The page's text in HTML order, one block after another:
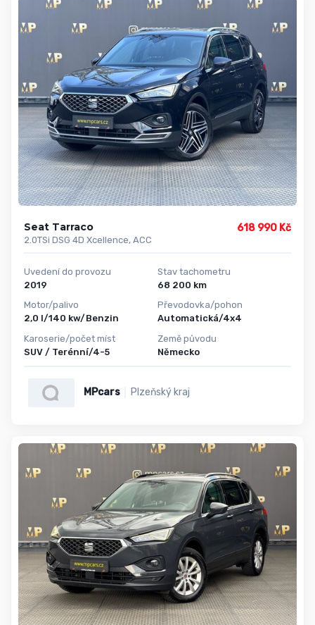
Seat Tarraco
2.0TSi DSG 4D Xcellence, ACC
618 990 Kč
Uvedení do provozu
2019
Motor/palivo
2,0 l/140 kw/Benzin
Karoserie/počet míst
SUV / Terénní/4-5
Stav tachometru
68 200 km
Převodovka/pohon
Automatická/4x4
Země původu
Německo
MPcars Plzeňský kraj